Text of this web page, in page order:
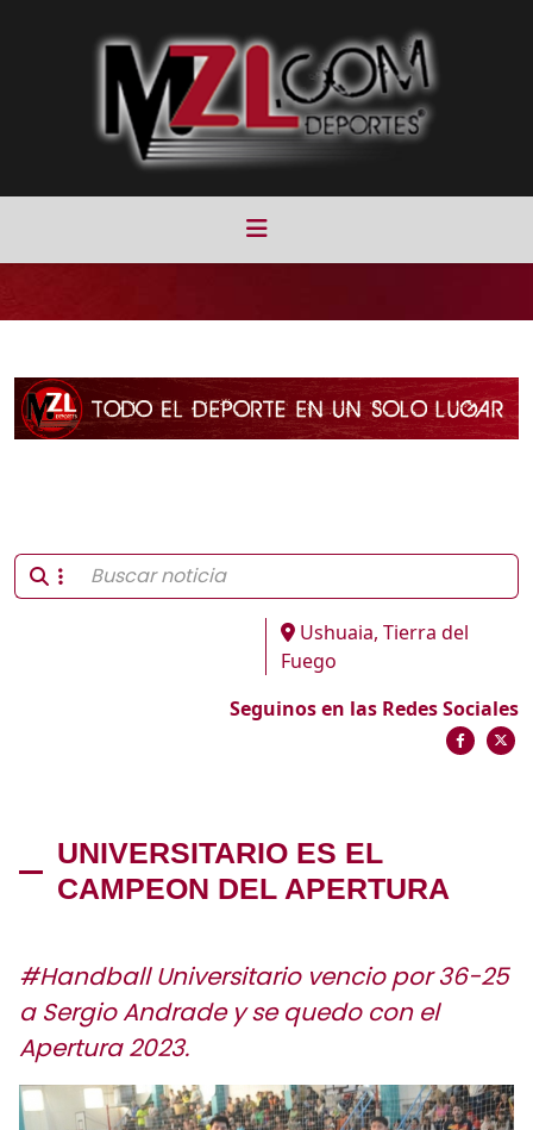
Ushuaia, Tierra del
Fuego
Seguinos en las Redes Sociales
UNIVERSITARIO ES EL
CAMPEON DEL APERTURA
#Handball Universitario vencio por 36-25
a Sergio Andrade y se quedo con el
Apertura 2023.